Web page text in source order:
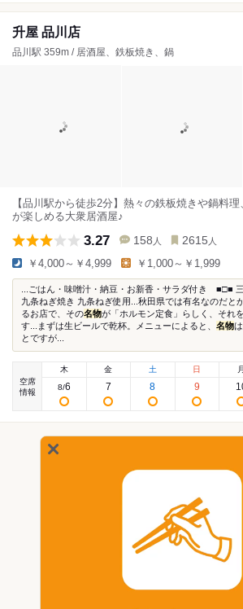
升屋 品川店
品川駅 359m / 居酒屋、鉄板焼き、鍋
【品川駅から徒歩2分】熱々の鉄板焼きや鍋料
が楽しめる大衆居酒屋♪
3.27 158 人 2615 人
￥4,000～￥4,999 ￥1,000～￥1,999
...ごはん・味噌汁・納豆・お新香・サラダ付き ■□■
九条ねぎ焼き 九条ねぎ使用...秋田県では有名なのだと
るお店で、その名物が「ホルモン定食」らしく、それ
す...まずは生ビールで乾杯。メニューによると、 名物
とですが...
空席
情報
木
8/6
金
7
土
8
日
9
月